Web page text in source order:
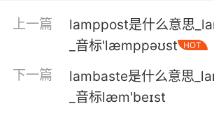
上一篇
lamppost是什么意思
_音标'læmppəʊst
HOT
下一篇
lambaste是什么意思
_音标læm'beɪst